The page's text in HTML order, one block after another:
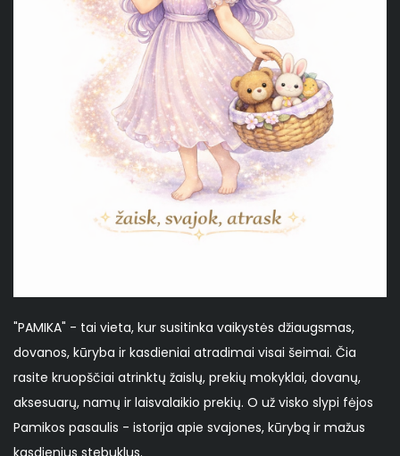
"PAMIKA" - tai vieta, kur susitinka vaikystės džiaugsmas,
dovanos, kūryba ir kasdieniai atradimai visai šeimai. Čia
rasite kruopščiai atrinktų žaislų, prekių mokyklai, dovanų,
aksesuarų, namų ir laisvalaikio prekių. O už visko slypi fėjos
Pamikos pasaulis - istorija apie svajones, kūrybą ir mažus
kasdienius stebuklus.